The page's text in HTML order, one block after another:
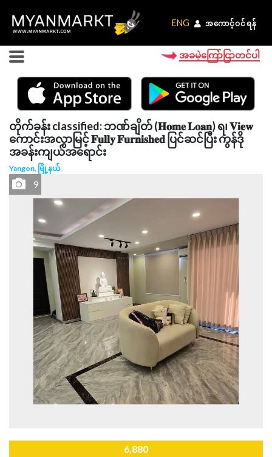
ENG အကောင့်ဝင်ရန်
ENG အကောင့်ဝင်ရန်
အခမဲ့ကြော်ငြာတင်ပါ
တိုက်ခန်း classified: ဘဏ်ချိတ် (𝐇𝐨𝐦𝐞 𝐋𝐨𝐚𝐧) ရ၊ 𝐕𝐢𝐞𝐰
ကောင်းအလွာမြင့် 𝐅𝐮𝐥𝐥𝐲 𝐅𝐮𝐫𝐧𝐢𝐬𝐡𝐞𝐝 ပြင်ဆင်ပြီး ကွန်ဒို
အခန်းကျယ်အရောင်း
Yangon, မြို့နယ်
9
6,880